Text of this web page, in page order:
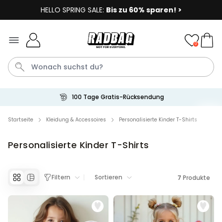
HELLO SPRING SALE: Bis zu 60% sparen! >
Personalisierbar
über 22.600
mal gekauft
24,99 €
Personalisierbar
Personalisierbare Eierbecher
2er-Set mit Gesicht
0
100 Tage Gratis-Rücksendung
Startseite Kleidung & Accessoires Personalisierte Kinder T-Shirts
Personalisierte Kinder T-Shirts
Filtern Sortieren 7 Produkte